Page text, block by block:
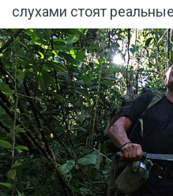
слухами стоят